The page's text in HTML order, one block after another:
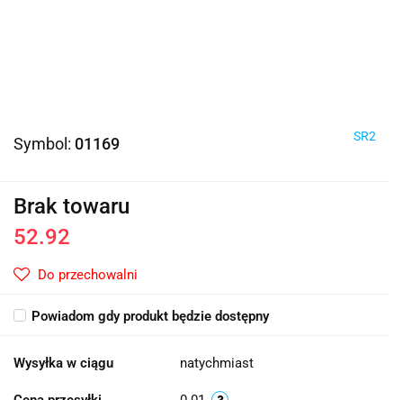
Symbol: 01169 SR2
Brak towaru
52.92
Do przechowalni
Powiadom gdy produkt będzie dostępny
Wysyłka w ciągu natychmiast